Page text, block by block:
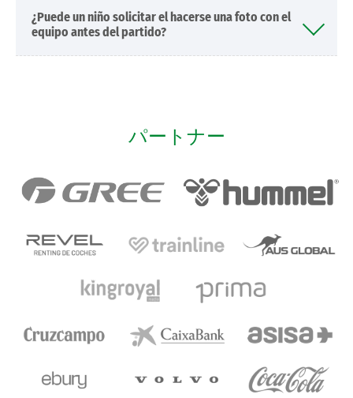
¿Puede un niño solicitar el hacerse una foto con el
equipo antes del partido?
パートナー